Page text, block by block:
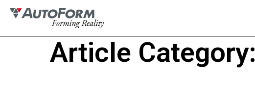
Article Category: